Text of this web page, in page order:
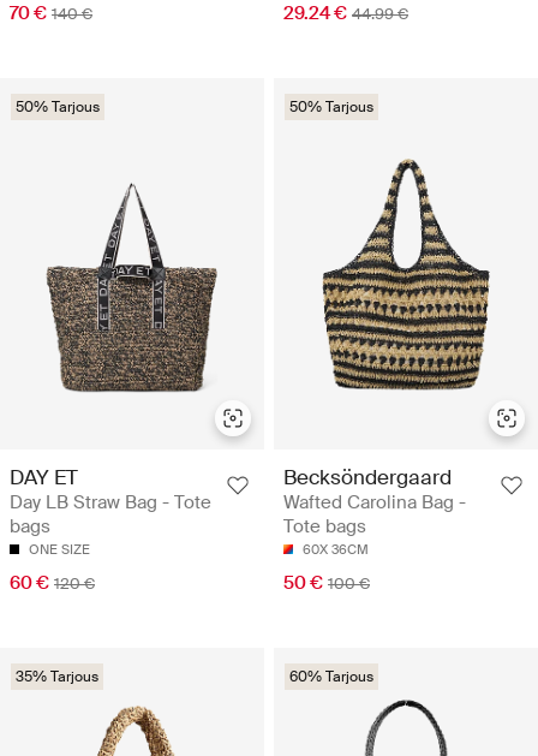
70 € 140 € 29.24 € 44.99 €
50% Tarjous
DAY ET
Day LB Straw Bag - Tote
bags
ONE SIZE
60 € 120 €
50% Tarjous
Becksöndergaard
Wafted Carolina Bag -
Tote bags
60X 36CM
50 € 100 €
35% Tarjous 60% Tarjous